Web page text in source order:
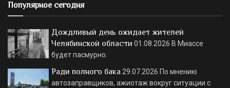
Популярное сегодня
Дождливый день ожидает жителей
Челябинской области 01.08.2026 В Миассе
будет пасмурно.
Ради полного бака 29.07.2026 По мнению
автозаправщиков, ажиотаж вокруг ситуации с